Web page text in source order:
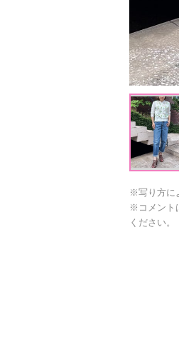
※写り方に
※コメント
ください。